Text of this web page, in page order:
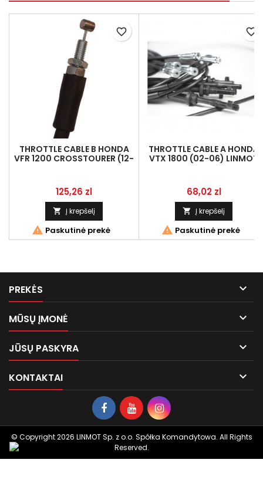
THROTTLE CABLE B HONDA
VFR 1200 CROSSTOURER (12-
Kaina
125,26 zl
 Į krepšelį
 Paskutinė prekė
favorite_border
THROTTLE CABLE A HONDA
VTX 1800 (02-06) LINMOT
Kaina
68,02 zl
 Į krepšelį
 Paskutinė prekė
favorite_border
PREKĖS 
MŪSŲ ĮMONĖ 
JŪSŲ PASKYRA 
KONTAKTAI 
© Copyright 2026 LINMOT Sp. z o.o. Spółka Komandytowa. All Rights
Reserved.